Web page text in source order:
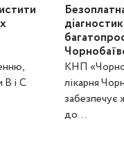
В і С
КНП
лікарня
забезпечує
до...